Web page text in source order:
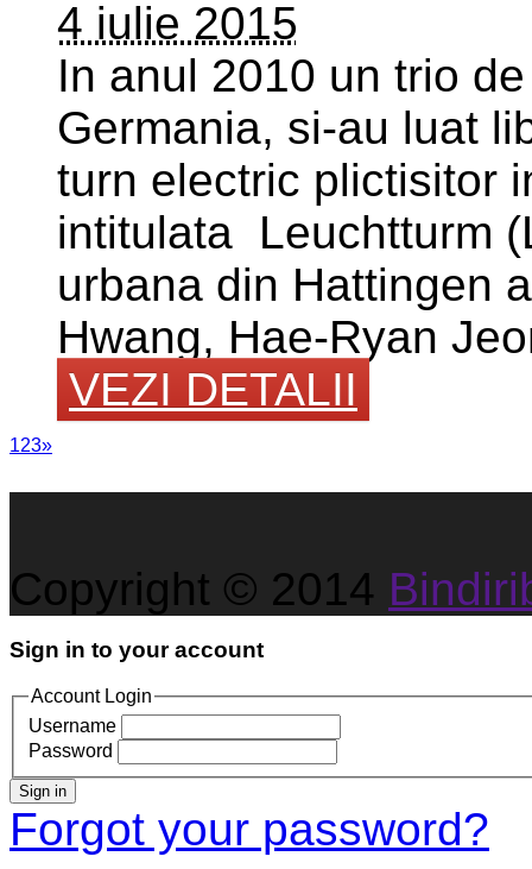
4 iulie 2015
In anul 2010 un trio
Germania, si-au luat
turn electric plictisitor
intitulata Leuchtturm
urbana din Hattingen
Hwang, Hae-Ryan
VEZI DETALII
123»
Copyright © 2014
Sign in to your account
Account Login
Username
Password
Sign in
Forgot your password?